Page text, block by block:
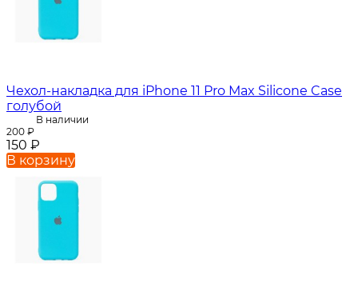
Чехол-накладка для iPhone 11 Pro Max Silicone Case
голубой
В наличии
200 ₽
150 ₽
В корзину